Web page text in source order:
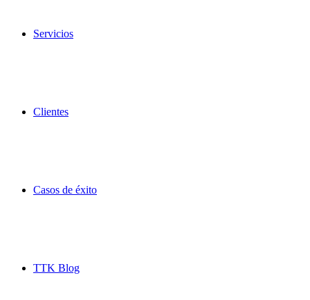
Servicios
Clientes
Casos de éxito
TTK Blog